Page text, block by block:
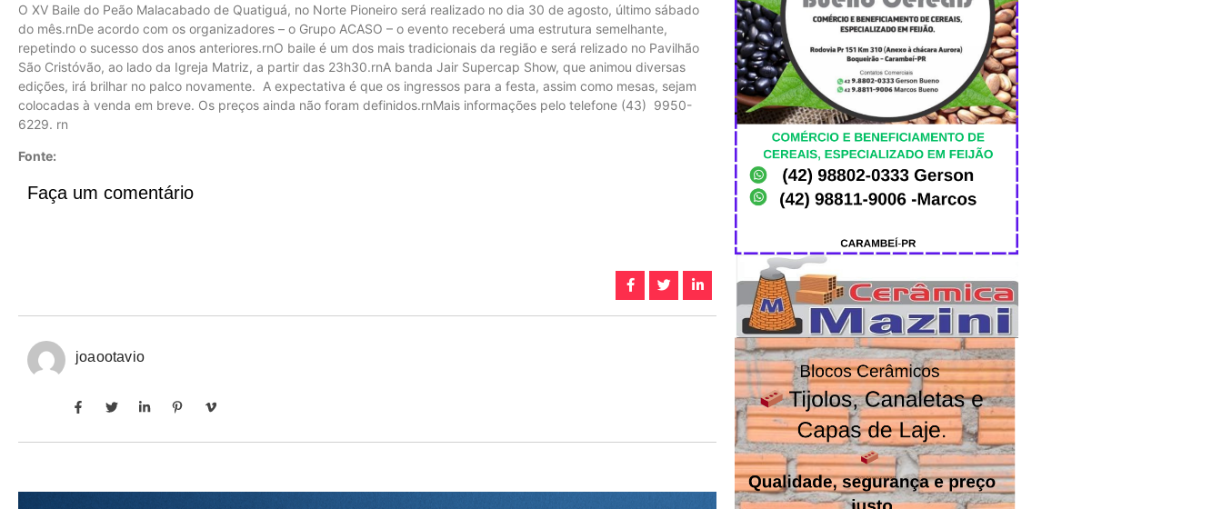
O XV Baile do Peão Malacabado de Quatiguá, no Norte Pioneiro será realizado no dia 30 de agosto, último sábado
do mês.rnDe acordo com os organizadores – o Grupo ACASO – o evento receberá uma estrutura semelhante,
repetindo o sucesso dos anos anteriores.rnO baile é um dos mais tradicionais da região e será relizado no Pavilhão
São Cristóvão, ao lado da Igreja Matriz, a partir das 23h30.rnA banda Jair Supercap Show, que animou diversas
edições, irá brilhar no palco novamente. A expectativa é que os ingressos para a festa, assim como mesas, sejam
colocadas à venda em breve. Os preços ainda não foram definidos.rnMais informações pelo telefone (43) 9950-
6229. rn
Fonte:
Faça um comentário
joaootavio